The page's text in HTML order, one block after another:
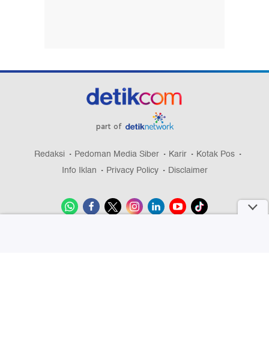
part of
Redaksi Pedoman Media Siber Karir
Kotak Pos
Info Iklan
Privacy Policy Disclaimer